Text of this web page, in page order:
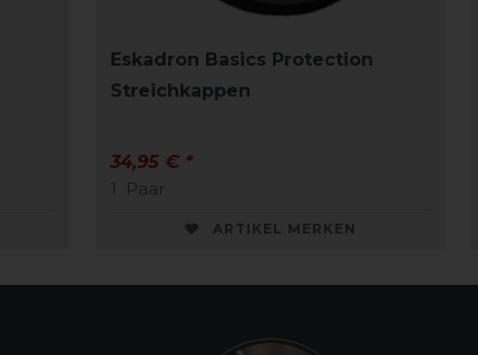
Eskadron Basics Protection
Streichkappen
34,95 € *
1
Paar
ARTIKEL MERKEN